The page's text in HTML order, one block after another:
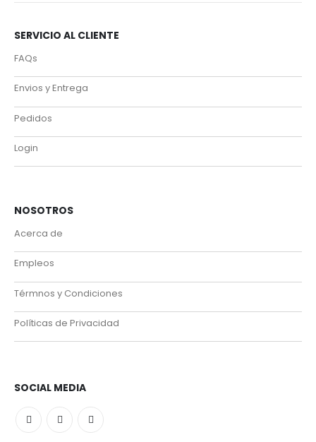
SERVICIO AL CLIENTE
FAQs
Envios y Entrega
Pedidos
Login
NOSOTROS
Acerca de
Empleos
Térmnos y Condiciones
Políticas de Privacidad
SOCIAL MEDIA